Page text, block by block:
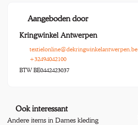
Aangeboden door
Kringwinkel Antwerpen
textielonline@dekringwinkelantwerpen.be
+32494042100
BTW BE0442423037
Ook interessant
Andere items in Dames kleding